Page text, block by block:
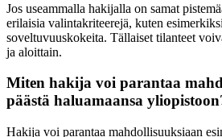
Jos useammalla hakijalla on samat
erilaisia valintakriteerejä, kuten
soveltuvuuskokeita. Tällaiset tilanteet
ja aloittain.
Miten hakija voi parantaa
päästä haluamaansa
Hakija voi parantaa mahdollisuuksiaan